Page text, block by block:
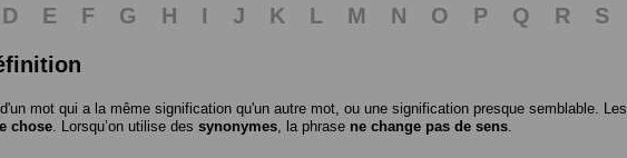
D E F G H I J K L M N O P Q R S
mot qui a la même signification qu'un autre mot, ou une signification presque semblable. Les
chose. Lorsqu’on utilise des synonymes, la phrase ne change pas de sens.